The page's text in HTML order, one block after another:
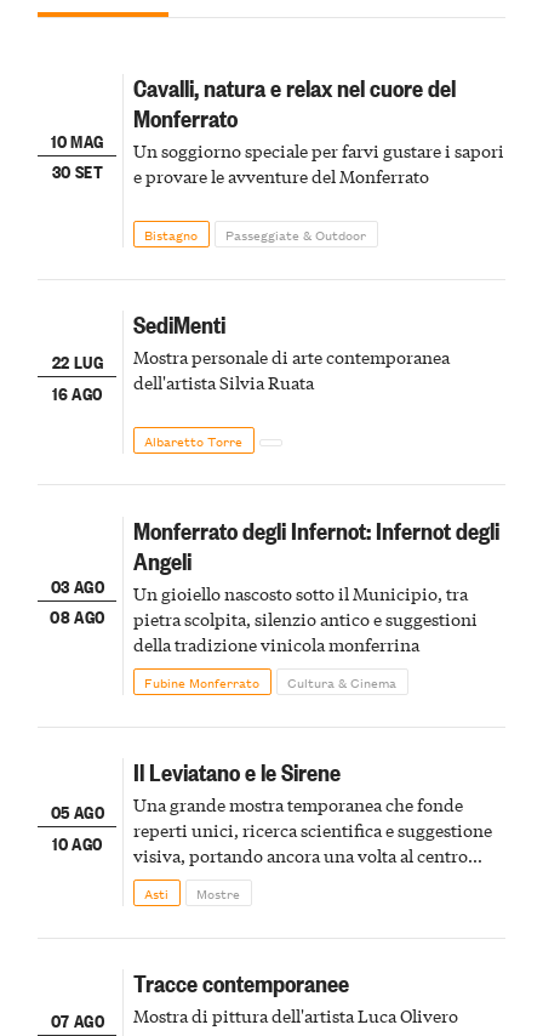
10 MAG
30 SET
Cavalli, natura e relax nel cuore del
Monferrato
Un soggiorno speciale per farvi gustare i sapori
e provare le avventure del Monferrato
Bistagno Passeggiate & Outdoor
22 LUG
16 AGO
SediMenti
Mostra personale di arte contemporanea
dell'artista Silvia Ruata
Albaretto Torre
03 AGO
08 AGO
Monferrato degli Infernot: Infernot degli
Angeli
Un gioiello nascosto sotto il Municipio, tra
pietra scolpita, silenzio antico e suggestioni
della tradizione vinicola monferrina
Fubine Monferrato Cultura & Cinema
05 AGO
10 AGO
Il Leviatano e le Sirene
Una grande mostra temporanea che fonde
reperti unici, ricerca scientifica e suggestione
visiva, portando ancora una volta al centro
della scena le meraviglie del passato astigiano
Asti Mostre
07 AGO
Tracce contemporanee
Mostra di pittura dell'artista Luca Olivero